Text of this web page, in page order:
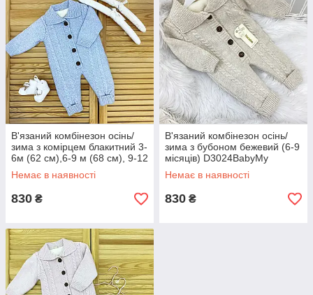
В'язаний комбінезон осінь/
зима з комірцем блакитний 3-
6м (62 см),6-9 м (68 см), 9-12
м (74 см) C1531042
LaraBabies
Немає в наявності
830 ₴
В'язаний комбінезон осінь/
зима з бубоном бежевий (6-9
місяців) D3024BabyMy
Немає в наявності
830 ₴